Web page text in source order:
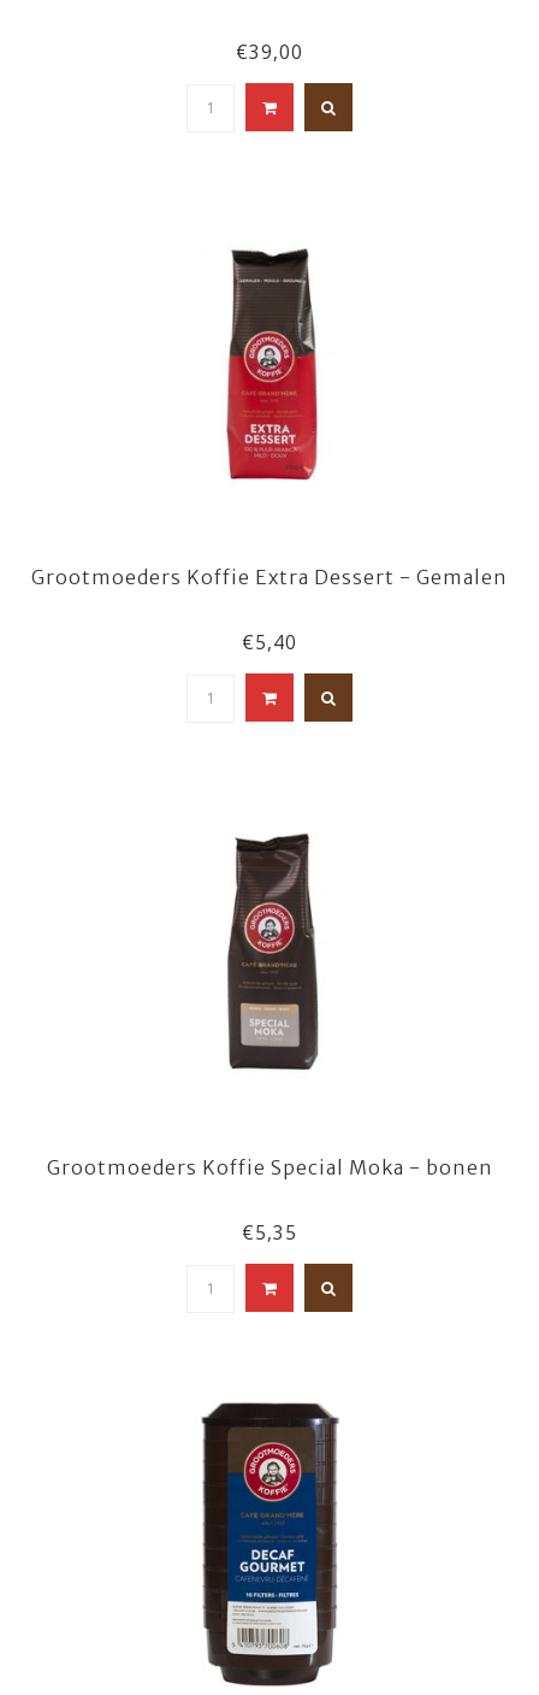
€39,00
Grootmoeders Koffie Extra Dessert - Gemalen
€5,40
Grootmoeders Koffie Special Moka - bonen
€5,35